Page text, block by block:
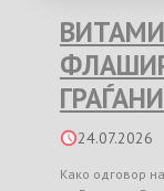
24.07.2026
Како одговор